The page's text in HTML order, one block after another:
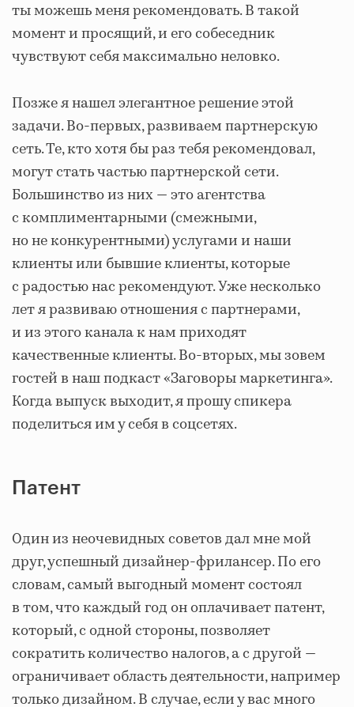
ты можешь меня рекомендовать. В такой
момент и просящий, и его собеседник
чувствуют себя максимально неловко.
Позже я нашел элегантное решение этой
задачи. Во-первых, развиваем партнерскую
сеть. Те, кто хотя бы раз тебя рекомендовал,
могут стать частью партнерской сети.
Большинство из них — это агентства
с комплиментарными (смежными,
но не конкурентными) услугами и наши
клиенты или бывшие клиенты, которые
с радостью нас рекомендуют. Уже несколько
лет я развиваю отношения с партнерами,
и из этого канала к нам приходят
качественные клиенты. Во-вторых, мы зовем
гостей в наш подкаст «Заговоры маркетинга».
Когда выпуск выходит, я прошу спикера
поделиться им у себя в соцсетях.
Патент
Один из неочевидных советов дал мне мой
друг, успешный дизайнер-фрилансер. По его
словам, самый выгодный момент состоял
в том, что каждый год он оплачивает патент,
который, с одной стороны, позволяет
сократить количество налогов, а с другой —
ограничивает область деятельности, например
только дизайном. В случае, если у вас много